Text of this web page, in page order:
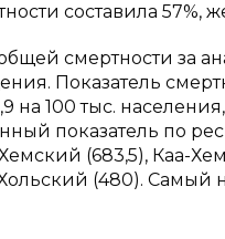
составила 57%,
общей смертности за
Показатель
на 100 тыс.
показатель по
(683,5), Каа-
Хольский (480). Самый